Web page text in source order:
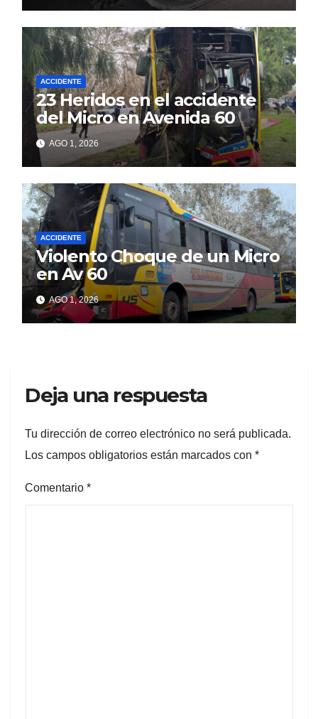
ACCIDENTE
23 Heridos en el accidente
del Micro en Avenida 60
AGO 1, 2026
ACCIDENTE
Violento Choque de un Micro
en Av 60
AGO 1, 2026
Deja una respuesta
Tu dirección de correo electrónico no será publicada.
Los campos obligatorios están marcados con *
Comentario *